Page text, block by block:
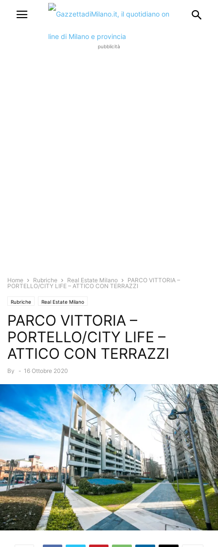
pubblicità
Home Rubriche Real Estate Milano
PARCO VITTORIA –
PORTELLO/CITY LIFE – ATTICO CON TERRAZZI
Rubriche Real Estate Milano
PARCO VITTORIA –
PORTELLO/CITY LIFE –
ATTICO CON TERRAZZI
By - 16 Ottobre 2020